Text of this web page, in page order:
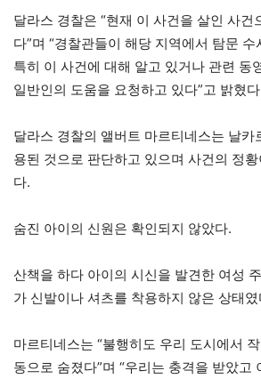
달라스 경찰은 “현재 이 사건을 살인 사건
다”며 “경찰관들이 해당 지역에서 탐문
특히 이 사건에 대해 알고 있거나 관련 동
일반인의 도움을 요청하고 있다”고 밝혔
달라스 경찰의 앨버트 마르티네스는 날카
용된 것으로 판단하고 있으며 사건의 정황
다.
숨진 아이의 신원은 확인되지 않았다.
산책을 하다 아이의 시신을 발견한 여성
가 신발이나 셔츠를 착용하지 않은 상태
마르티네스는 “불행히도 우리 도시에서
동으로 숨졌다”며 “우리는 충격을 받았고